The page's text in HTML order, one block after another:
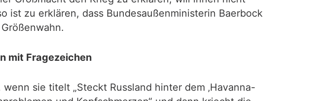
ist zu erklären, dass Bundesaußenministerin Baerbock
mit Fragezeichen
sie titelt „Steckt Russland hinter dem ‚Havanna-